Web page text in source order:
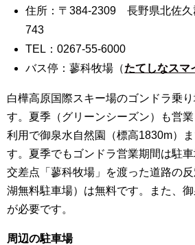
住所：〒384-2309 長野県北佐久
743
TEL：0267-55-6000
バス停：蓼科牧場（たてしなスマ
白樺高原国際スキー場のゴンドラ乗
す。夏季（グリーンシーズン）も営
利用で御泉水自然園（標高1830m）
す。夏季でもゴンドラ営業期間は駐車
交差点「蓼科牧場」を渡った道路の
湖無料駐車場）は無料です。また、
が必要です。
周辺の駐車場